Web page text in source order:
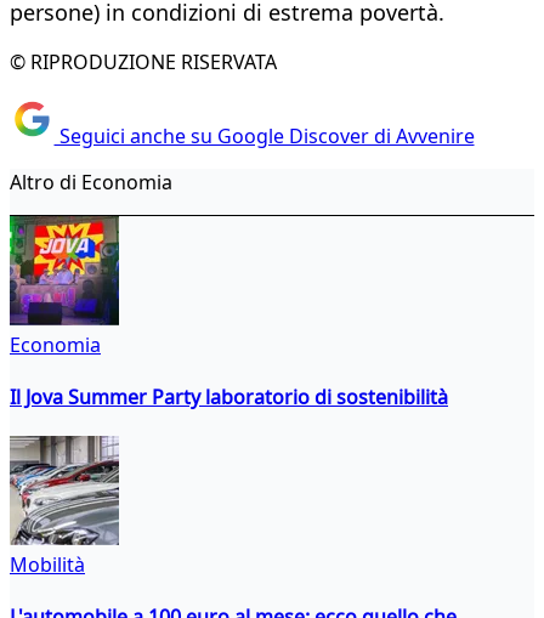
persone) in condizioni di estrema povertà.
© RIPRODUZIONE RISERVATA
Seguici anche su Google Discover di Avvenire
Altro di Economia
Economia
Il Jova Summer Party laboratorio di sostenibilità
Mobilità